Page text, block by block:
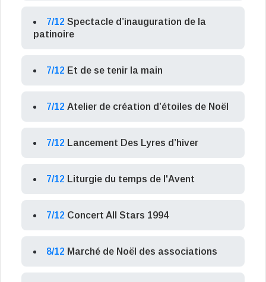
7/12 Spectacle d’inauguration de la
patinoire
7/12 Et de se tenir la main
7/12 Atelier de création d’étoiles de Noël
7/12 Lancement Des Lyres d’hiver
7/12 Liturgie du temps de l'Avent
7/12 Concert All Stars 1994
8/12 Marché de Noël des associations